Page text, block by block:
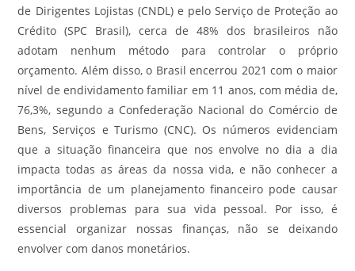
de Dirigentes Lojistas (CNDL) e pelo Serviço de Proteção ao
Crédito (SPC Brasil), cerca de 48% dos brasileiros não
adotam nenhum método para controlar o próprio
orçamento. Além disso, o Brasil encerrou 2021 com o maior
nível de endividamento familiar em 11 anos, com média de,
76,3%, segundo a Confederação Nacional do Comércio de
Bens, Serviços e Turismo (CNC). Os números evidenciam
que a situação financeira que nos envolve no dia a dia
impacta todas as áreas da nossa vida, e não conhecer a
importância de um planejamento financeiro pode causar
diversos problemas para sua vida pessoal. Por isso, é
essencial organizar nossas finanças, não se deixando
envolver com danos monetários.